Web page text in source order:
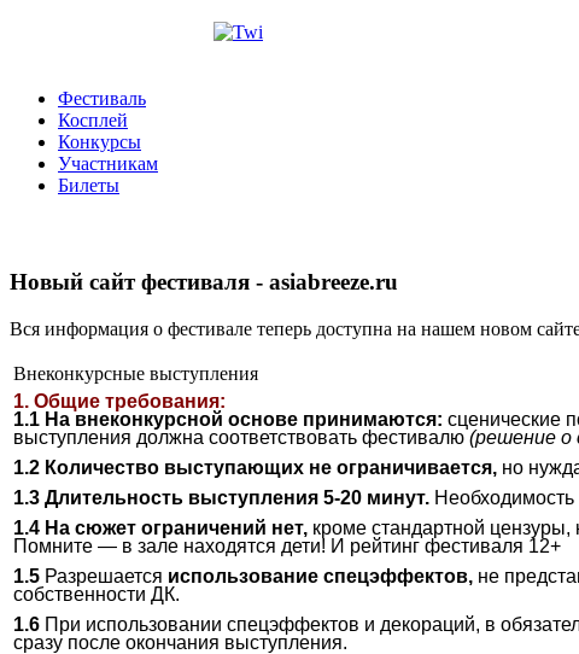
Фестиваль
Косплей
Конкурсы
Участникам
Билеты
Новый сайт фестиваля - asiabreeze.ru
Вся информация о фестивале теперь доступна на нашем новом
Внеконкурсные выступления
1. Общие требования:
1.1 На внеконкурсной основе принимаются: сценические
выступления должна соответствовать фестивалю (решение о
1.2 Количество выступающих не ограничивается, но
1.3 Длительность выступления 5-20 минут.
1.4 На сюжет ограничений нет, кроме стандартной
Помните — в зале находятся дети! И рейтинг фестиваля 12+
1.5 Разрешается использование спецэффектов, не
собственности ДК.
1.6 При использовании спецэффектов и декораций, в
сразу после окончания выступления.